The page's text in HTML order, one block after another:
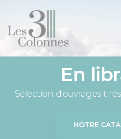
En
Sélection d'ouvrages
NOTRE